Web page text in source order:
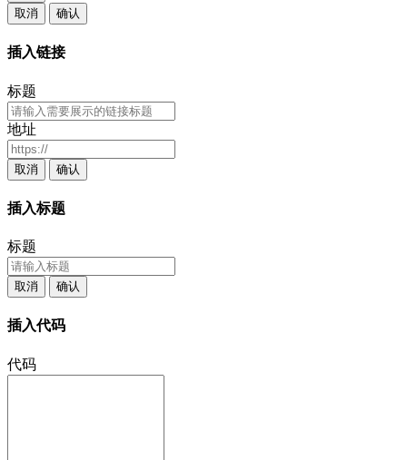
取消
确认
插入链接
标题
地址
取消 确认
插入标题
标题
取消 确认
插入代码
代码